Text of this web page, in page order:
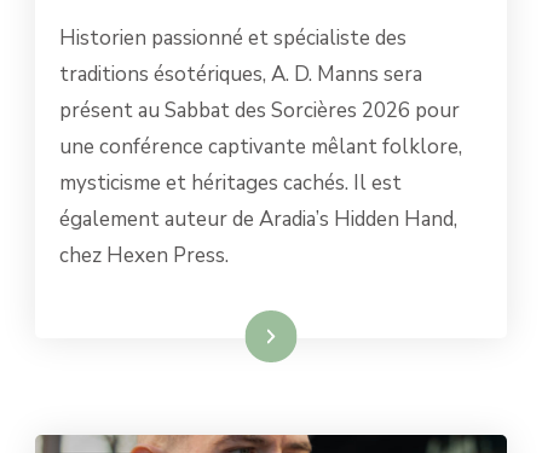
HISTORIEN
DU
ET
TRADITIONS
Historien passionné et spécialiste des
traditions ésotériques, A. D. Manns sera
présent au Sabbat des Sorcières 2026 pour
une conférence captivante mêlant folklore,
mysticisme et héritages cachés. Il est
également auteur de Aradia’s Hidden Hand,
chez Hexen Press.
Lire la suite